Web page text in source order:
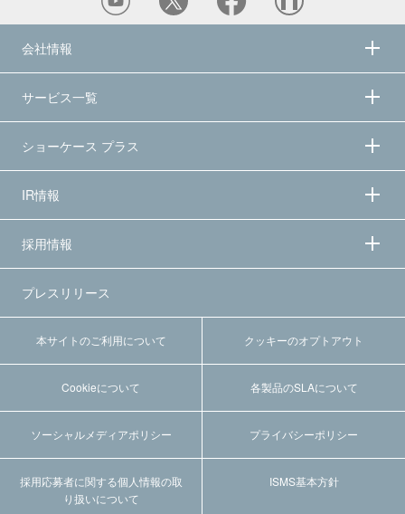
会社情報
サービス一覧
ショーケース プラス
IR情報
採用情報
プレスリリース
本サイトのご利用について クッキーのオプトアウト
Cookieについて 各製品のSLAについて
ソーシャルメディアポリシー プライバシーポリシー
採用応募者に関する個人情報の取
り扱いについて
ISMS基本方針